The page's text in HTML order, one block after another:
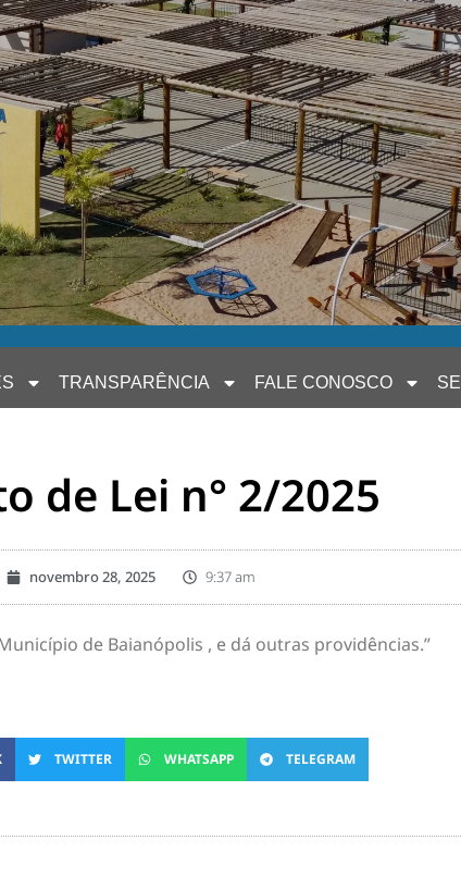
TRANSPARÊNCIA FALE CONOSCO
de Lei n° 2/2025
novembro 28, 2025 9:37 am
de Baianópolis , e dá outras providências.”
TWITTER WHATSAPP TELEGRAM